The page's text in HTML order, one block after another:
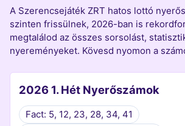
A Szerencsejáték ZRT hatos lottó
szinten frissülnek, 2026-ban is
megtalálod az összes sorsolást,
nyereményeket. Kövesd nyomon a
2026 1. Hét Nyerőszámok
Fact: 5, 12, 23, 28, 34, 41